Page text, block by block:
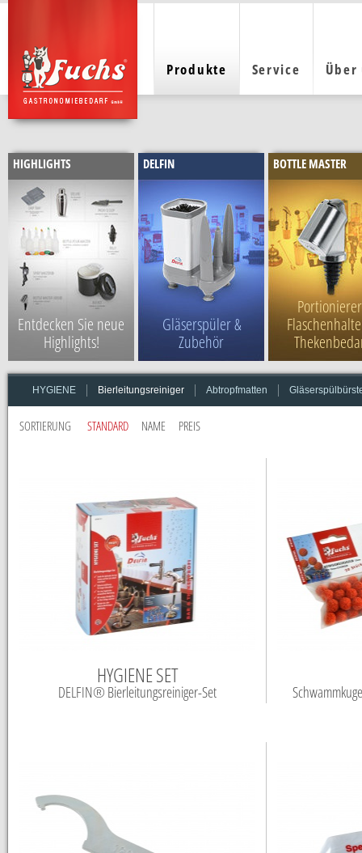
Produkte Service Über
HIGHLIGHTS
Entdecken Sie neue
Highlights!
DELFIN
Gläserspüler &
Zubehör
BOTTLE MASTER
HYGIENE Bierleitungsreiniger Abtropfmatten
SORTIERUNG STANDARD NAME PREIS
HYGIENE SET
DELFIN® Bierleitungsreiniger-Set